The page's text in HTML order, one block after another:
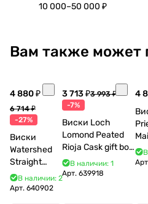
10 000–50 000 ₽
Вам также может
4 880 ₽
6 714 ₽
-27%
Виски
Watershed
Straight
Bourbon 750
мл
В наличии: 2
Арт. 640902
3 713 ₽3 993 ₽
-7%
Виски Loch
Lomond Peated
Rioja Cask gift box
700 мл 40%
В наличии: 1
Арт. 639918
4